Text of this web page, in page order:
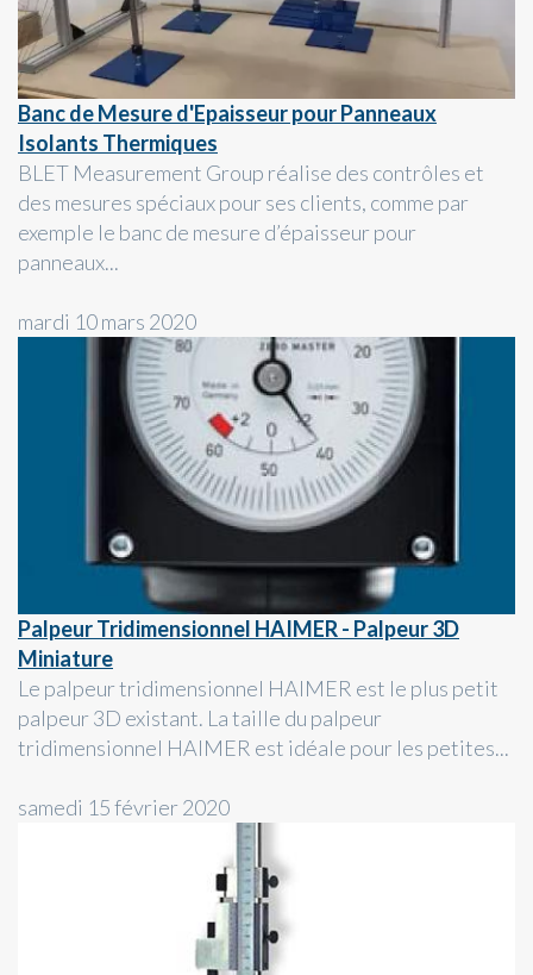
Banc de Mesure d'Epaisseur pour Panneaux
Isolants Thermiques
BLET Measurement Group réalise des contrôles et
des mesures spéciaux pour ses clients, comme par
exemple le banc de mesure d’épaisseur pour
panneaux...
mardi 10 mars 2020
Palpeur Tridimensionnel HAIMER - Palpeur 3D
Miniature
Le palpeur tridimensionnel HAIMER est le plus petit
palpeur 3D existant. La taille du palpeur
tridimensionnel HAIMER est idéale pour les petites...
samedi 15 février 2020